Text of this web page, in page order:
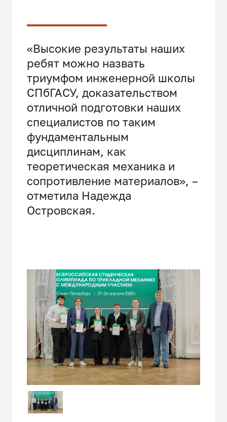
«Высокие результаты наших
ребят можно назвать
триумфом инженерной школы
СПбГАСУ, доказательством
отличной подготовки наших
специалистов по таким
фундаментальным
дисциплинам, как
теоретическая механика и
сопротивление материалов», –
отметила Надежда
Островская.